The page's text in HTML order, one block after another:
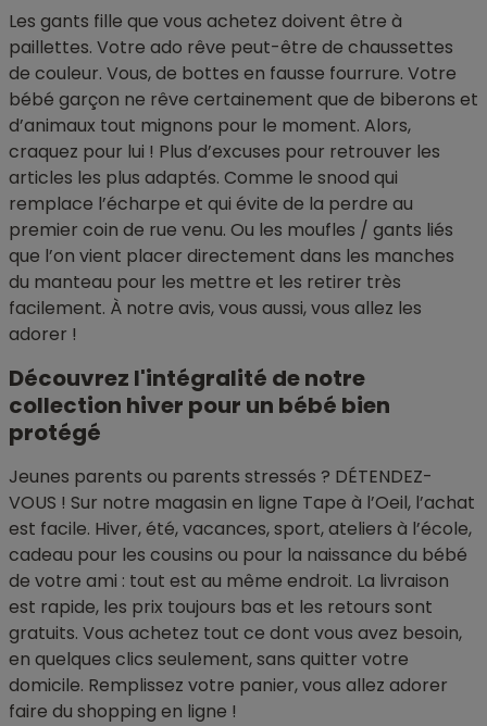
Les gants fille que vous achetez doivent être à
paillettes. Votre ado rêve peut-être de chaussettes
de couleur. Vous, de bottes en fausse fourrure. Votre
bébé garçon ne rêve certainement que de biberons et
d’animaux tout mignons pour le moment. Alors,
craquez pour lui ! Plus d’excuses pour retrouver les
articles les plus adaptés. Comme le snood qui
remplace l’écharpe et qui évite de la perdre au
premier coin de rue venu. Ou les moufles / gants liés
que l’on vient placer directement dans les manches
du manteau pour les mettre et les retirer très
facilement. À notre avis, vous aussi, vous allez les
adorer !
Découvrez l'intégralité de notre
collection hiver pour un bébé bien
protégé
Jeunes parents ou parents stressés ? DÉTENDEZ-
VOUS ! Sur notre magasin en ligne Tape à l’Oeil, l’achat
est facile. Hiver, été, vacances, sport, ateliers à l’école,
cadeau pour les cousins ou pour la naissance du bébé
de votre ami : tout est au même endroit. La livraison
est rapide, les prix toujours bas et les retours sont
gratuits. Vous achetez tout ce dont vous avez besoin,
en quelques clics seulement, sans quitter votre
domicile. Remplissez votre panier, vous allez adorer
faire du shopping en ligne !